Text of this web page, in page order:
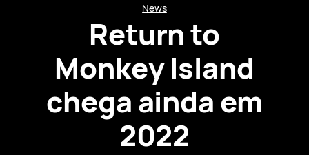
News
Return to
Monkey Island
chega ainda em
2022